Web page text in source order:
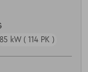
85 kW ( 114 PK )